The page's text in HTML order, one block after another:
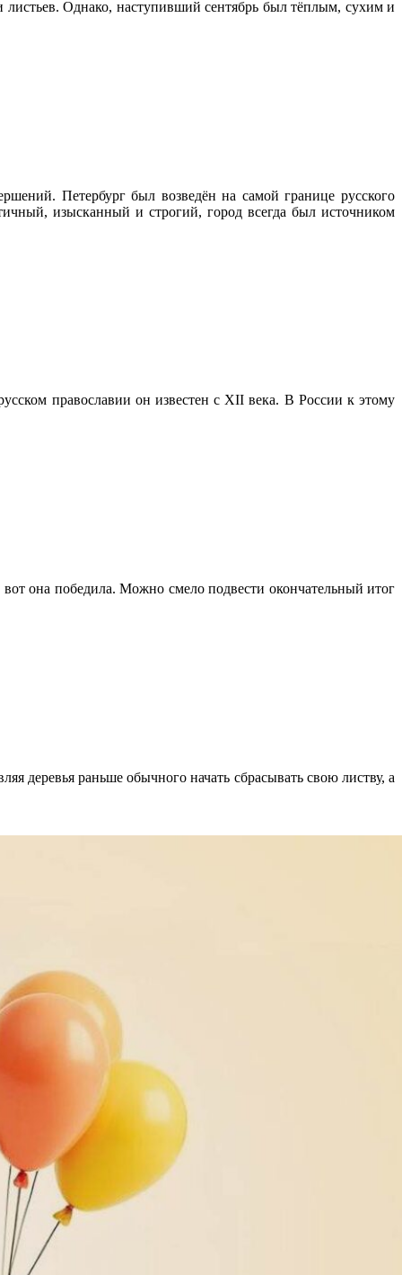
листьев. Однако, наступивший сентябрь был тёплым, сухим и
Петербург был возведён на самой границе русского
изысканный и строгий, город всегда был источником
православии он известен с XII века. В России к этому
вот она победила. Можно смело подвести окончательный итог
деревья раньше обычного начать сбрасывать свою листву, а